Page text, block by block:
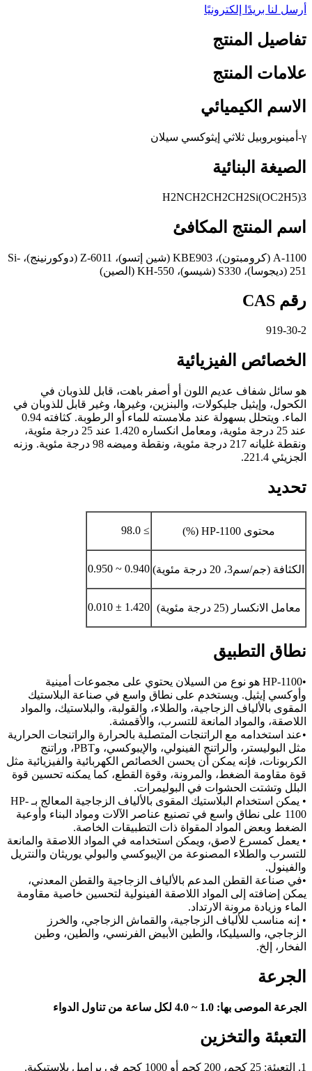
أرسل لنا بريدًا إلكترونيًا
تفاصيل المنتج
علامات المنتج
الاسم الكيميائي
γ-أمينوبروبيل ثلاثي إيثوكسي سيلان
الصيغة البنائية
H2NCH2CH2CH2Si(OC2H5)3
اسم المنتج المكافئ
A-1100 (كرومبتون)، KBE903 (شين إتسو)، Z-6011 (دوكورنينج)، Si-
251 (ديجوسا)، S330 (شيسو)، KH-550 (الصين)
رقم CAS
919-30-2
الخصائص الفيزيائية
هو سائل شفاف عديم اللون أو أصفر باهت، قابل للذوبان في
الكحول، وإيثيل جليكولات، والبنزين، وغيرها، وغير قابل للذوبان في
الماء. ويتحلل بسهولة عند ملامسته للماء أو الرطوبة. كثافته 0.94
عند 25 درجة مئوية، ومعامل انكساره 1.420 عند 25 درجة مئوية،
ونقطة غليانه 217 درجة مئوية، ونقطة وميضه 98 درجة مئوية. وزنه
الجزيئي 221.4.
تحديد
محتوى HP-1100 (%) ≥ 98.0
الكثافة (جم/سم3، 20 درجة مئوية) 0.940 ~ 0.950
معامل الانكسار (25 درجة مئوية) 1.420 ± 0.010
نطاق التطبيق
•HP-1100 هو نوع من السيلان يحتوي على مجموعات أمينية
وأوكسي إيثيل. ويستخدم على نطاق واسع في صناعة البلاستيك
المقوى بالألياف الزجاجية، والطلاء، والقولبة، والبلاستيك، والمواد
اللاصقة، والمواد المانعة للتسرب، والأقمشة.
•عند استخدامه مع الراتنجات المتصلبة بالحرارة والراتنجات الحرارية
مثل البوليستر، والراتنج الفينولي، والإيبوكسي، وPBT، وراتنج
الكربونات، فإنه يمكن أن يحسن الخصائص الكهربائية والفيزيائية مثل
قوة مقاومة الضغط، والمرونة، وقوة القطع، كما يمكنه تحسين قوة
البلل وتشتت الحشوات في البوليمرات.
• يمكن استخدام البلاستيك المقوى بالألياف الزجاجية المعالج بـ HP-
1100 على نطاق واسع في تصنيع عناصر الآلات ومواد البناء وأوعية
الضغط وبعض المواد المقواة ذات التطبيقات الخاصة.
• يعمل كمسرع لاصق، ويمكن استخدامه في المواد اللاصقة والمانعة
للتسرب والطلاء المصنوعة من الإيبوكسي والبولي يوريثان والنتريل
والفينول.
•في صناعة القطن المدعم بالألياف الزجاجية والقطن المعدني،
يمكن إضافته إلى المواد اللاصقة الفينولية لتحسين خاصية مقاومة
الماء وزيادة مرونة الارتداد.
• إنه مناسب للألياف الزجاجية، والقماش الزجاجي، والخرز
الزجاجي، والسيليكا، والطين الأبيض الفرنسي، والطين، وطين
الفخار، إلخ.
الجرعة
الجرعة الموصى بها: 1.0 ~ 4.0 لكل ساعة من تناول الدواء
التعبئة والتخزين
1. التعبئة: 25 كجم، 200 كجم أو 1000 كجم في براميل بلاستيكية.